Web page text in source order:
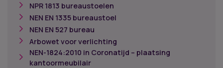
NPR 1813 bureaustoelen
NEN EN 1335 bureaustoel
NEN EN 527 bureau
Arbowet voor verlichting
NEN-1824:2010 in Coronatijd – plaatsing
kantoormeubilair